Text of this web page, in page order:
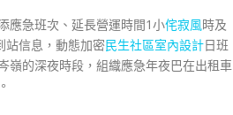
應急班次、延長營運時間1小侘寂風時及
站信息，動態加密民生社區室內設計日班
嶺的深夜時段，組織應急年夜巴在出租車